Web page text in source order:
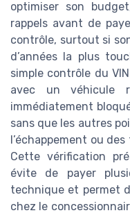
optimiser son
rappels avant de
contrôle, surtout si
d’années la plus
simple contrôle du
avec un véhicule
immédiatement
sans que les autres
l’échappement ou
Cette vérification
évite de payer
technique et permet
chez le